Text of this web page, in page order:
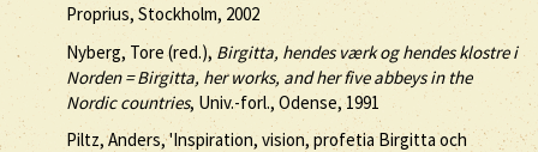
Proprius, Stockholm, 2002
Nyberg, Tore (red.), Birgitta, hendes værk og hendes klostre i
Norden = Birgitta, her works, and her five abbeys in the
Nordic countries, Univ.-forl., Odense, 1991
Piltz, Anders, 'Inspiration, vision, profetia Birgitta och